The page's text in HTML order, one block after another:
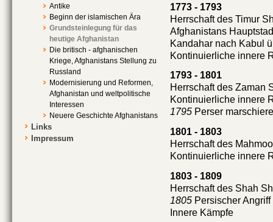
Antike
Beginn der islamischen Ära
Grundsteinlegung für das
heutige Afghanistan
Die britisch - afghanischen
Kriege, Afghanistans Stellung zu
Russland
Modernisierung und Reformen,
Afghanistan und weltpolitische
Interessen
Neuere Geschichte Afghanistans
Links
Impressum
1773 - 1793
Herrschaft des Timur
Afghanistans
Kandahar nach Kabul
Kontinuierliche innere
1793 - 1801
Herrschaft des Zaman
Kontinuierliche innere
1795 Perser
1801 - 1803
Herrschaft des
Kontinuierliche innere
1803 - 1809
Herrschaft des Shah
1805 Persischer
Innere Kämpfe